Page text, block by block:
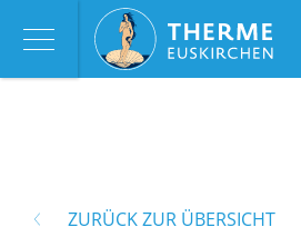
ZURÜCK ZUR ÜBERSICHT